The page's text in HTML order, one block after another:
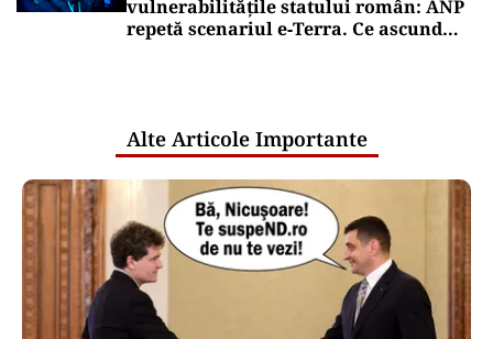
vulnerabilitățile statului român: ANP
repetă scenariul e‑Terra. Ce ascund
Alte Articole Importante